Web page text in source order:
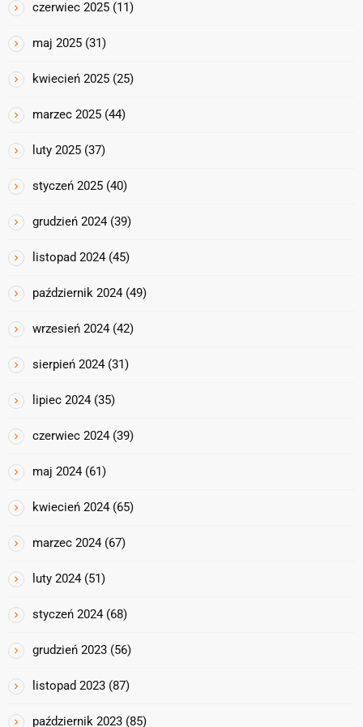
czerwiec 2025 (11)
maj 2025 (31)
kwiecień 2025 (25)
marzec 2025 (44)
luty 2025 (37)
styczeń 2025 (40)
grudzień 2024 (39)
listopad 2024 (45)
październik 2024 (49)
wrzesień 2024 (42)
sierpień 2024 (31)
lipiec 2024 (35)
czerwiec 2024 (39)
maj 2024 (61)
kwiecień 2024 (65)
marzec 2024 (67)
luty 2024 (51)
styczeń 2024 (68)
grudzień 2023 (56)
listopad 2023 (87)
październik 2023 (85)